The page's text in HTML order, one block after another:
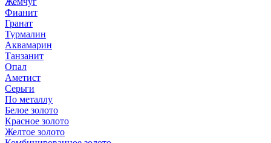
Фианит
Гранат
Турмалин
Аквамарин
Танзанит
Опал
Аметист
Серьги
По металлу
Белое золото
Красное золото
Желтое золото